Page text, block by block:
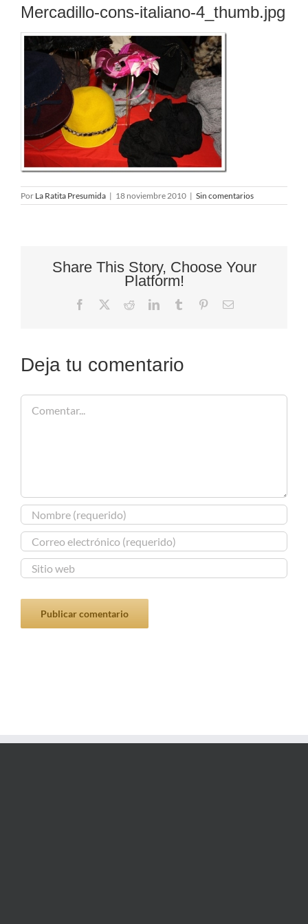
Mercadillo-cons-italiano-4_thumb.jpg
Por La Ratita Presumida | 18 noviembre 2010 | Sin comentarios
Share This Story, Choose Your
Platform!
Facebook RedditLinkedInTumblr PinterestCorreo
Deja tu comentario
Comentar